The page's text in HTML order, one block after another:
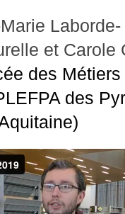
et Carole
des
des